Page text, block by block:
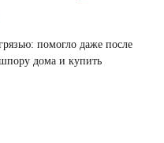
помогло даже после
дома и купить